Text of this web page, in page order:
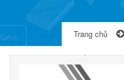
Trang chủ